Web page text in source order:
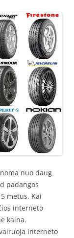
nuo daug
padangos
metus. Kai
interneto
kaina.
interneto